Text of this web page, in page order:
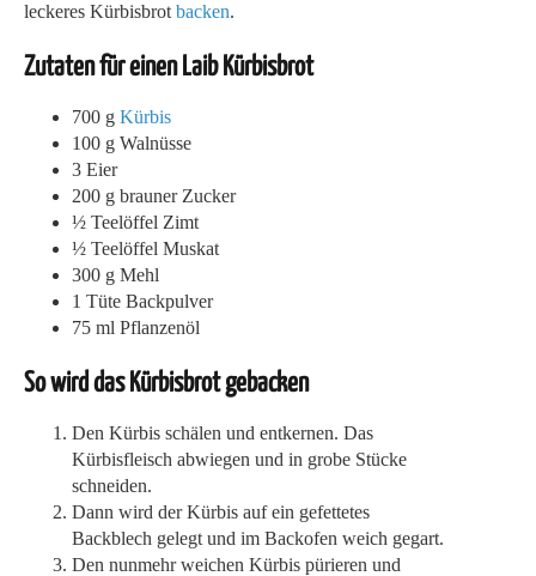
leckeres Kürbisbrot backen.
Zutaten für einen Laib Kürbisbrot
700 g Kürbis
100 g Walnüsse
3 Eier
200 g brauner Zucker
½ Teelöffel Zimt
½ Teelöffel Muskat
300 g Mehl
1 Tüte Backpulver
75 ml Pflanzenöl
So wird das Kürbisbrot gebacken
Den Kürbis schälen und entkernen. Das
Kürbisfleisch abwiegen und in grobe Stücke
schneiden.
Dann wird der Kürbis auf ein gefettetes
Backblech gelegt und im Backofen weich gegart.
Den nunmehr weichen Kürbis pürieren und